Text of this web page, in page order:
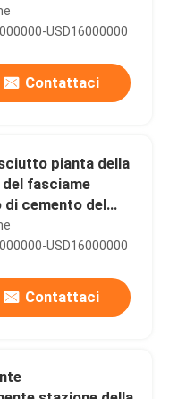
USD16000000
Contattaci
pianta della
fasciame
cemento del
comune
USD16000000
Contattaci